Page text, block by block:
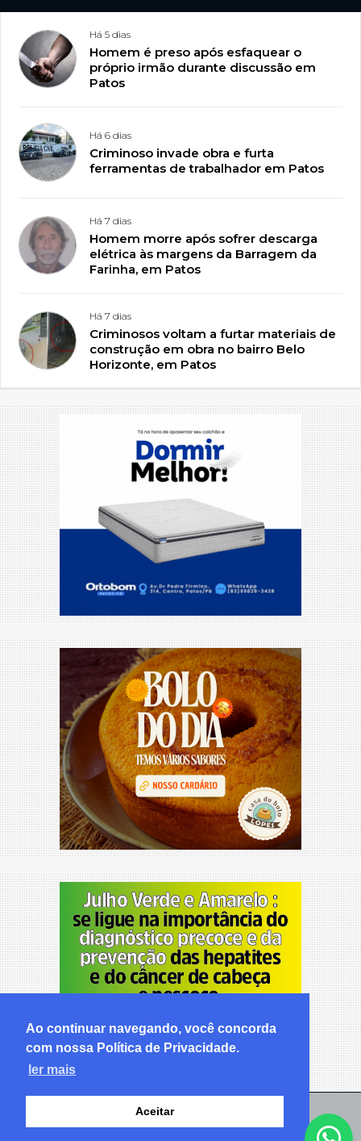
Ao continuar navegando, você concorda
com nossa Política de Privacidade.
ler mais
Aceitar
Há 5 dias
Homem é preso após esfaquear o
próprio irmão durante discussão em
Patos
Há 6 dias
Criminoso invade obra e furta
ferramentas de trabalhador em Patos
Há 7 dias
Homem morre após sofrer descarga
elétrica às margens da Barragem da
Farinha, em Patos
Há 7 dias
Criminosos voltam a furtar materiais de
construção em obra no bairro Belo
Horizonte, em Patos
© Copyright 2026 - Pabhlo Notícias - Todos os direitos